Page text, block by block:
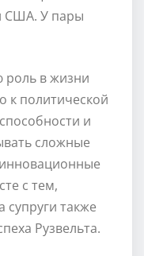
США. У пары
роль в жизни
к политической
и
сложные
с тем,
также
Рузвельта.